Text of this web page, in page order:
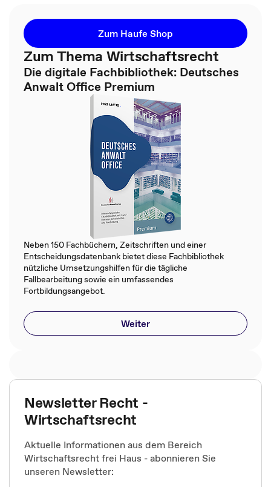
Zum Haufe Shop
Zum Thema Wirtschaftsrecht
Die digitale Fachbibliothek: Deutsches
Anwalt Office Premium
Neben 150 Fachbüchern, Zeitschriften und einer
Entscheidungsdatenbank bietet diese Fachbibliothek
nützliche Umsetzungshilfen für die tägliche
Fallbearbeitung sowie ein umfassendes
Fortbildungsangebot.
Weiter
Newsletter Recht -
Wirtschaftsrecht
Aktuelle Informationen aus dem Bereich
Wirtschaftsrecht frei Haus - abonnieren Sie
unseren Newsletter: